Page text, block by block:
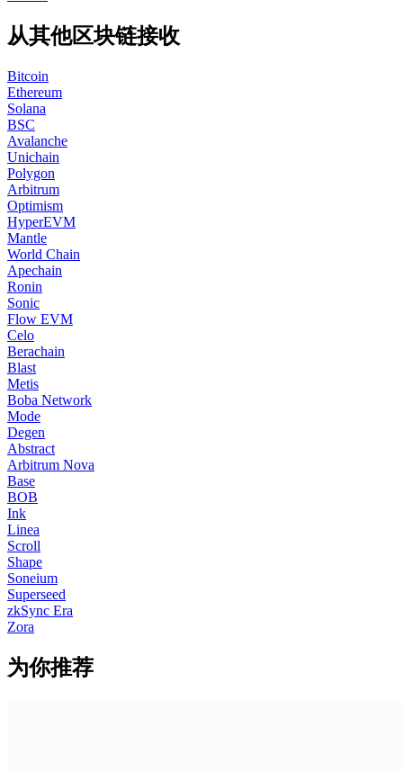
从其他区块链接收
Bitcoin
Ethereum
Solana
BSC
Avalanche
Unichain
Polygon
Arbitrum
Optimism
HyperEVM
Mantle
World Chain
Apechain
Ronin
Sonic
Flow EVM
Celo
Berachain
Blast
Metis
Boba Network
Mode
Degen
Abstract
Arbitrum Nova
Base
BOB
Ink
Linea
Scroll
Shape
Soneium
Superseed
zkSync Era
Zora
为你推荐